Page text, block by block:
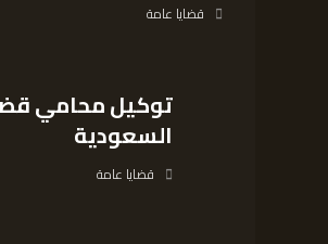
قضايا عامة
توكيل محامي
السعودية
قضايا عامة